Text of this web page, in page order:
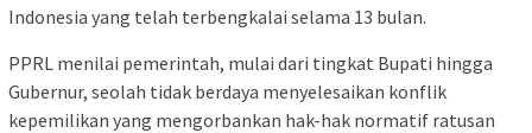
Indonesia yang telah terbengkalai selama 13 bulan.
PPRL menilai pemerintah, mulai dari tingkat Bupati hingga
Gubernur, seolah tidak berdaya menyelesaikan konflik
kepemilikan yang mengorbankan hak-hak normatif ratusan